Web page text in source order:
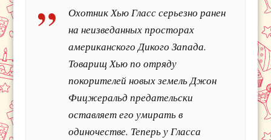
Охотник Хью Гласс серьезно ранен
на неизведанных просторах
американского Дикого Запада.
Товарищ Хью по отряду
покорителей новых земель Джон
Фицжеральд предательски
оставляет его умирать в
одиночестве. Теперь у Гласса